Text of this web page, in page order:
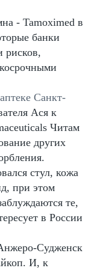
- Tamoximed в
банки
рисков,
Санкт-
Ася к
Читам
других
стул, кожа
при этом
те,
в России
Судженск
И, к